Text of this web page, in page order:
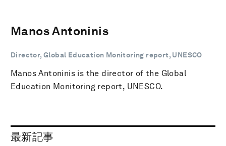
Manos Antoninis
Director, Global Education Monitoring report, UNESCO
Manos Antoninis is the director of the Global
Education Monitoring report, UNESCO.
最新記事